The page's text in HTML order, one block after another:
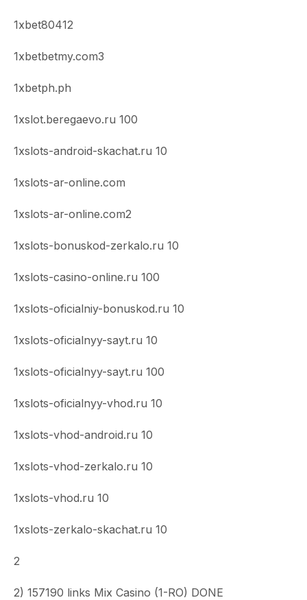
1xbet80412
1xbetbetmy.com3
1xbetph.ph
1xslot.beregaevo.ru 100
1xslots-android-skachat.ru 10
1xslots-ar-online.com
1xslots-ar-online.com2
1xslots-bonuskod-zerkalo.ru 10
1xslots-casino-online.ru 100
1xslots-oficialniy-bonuskod.ru 10
1xslots-oficialnyy-sayt.ru 10
1xslots-oficialnyy-sayt.ru 100
1xslots-oficialnyy-vhod.ru 10
1xslots-vhod-android.ru 10
1xslots-vhod-zerkalo.ru 10
1xslots-vhod.ru 10
1xslots-zerkalo-skachat.ru 10
2
2) 157190 links Mix Casino (1-RO) DONE